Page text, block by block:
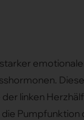
linken
Pumpfunktion